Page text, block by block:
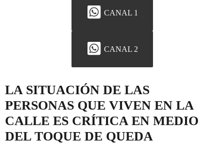
CANAL 1
CANAL 2
LA SITUACIÓN DE LAS
PERSONAS QUE VIVEN EN LA
CALLE ES CRÍTICA EN MEDIO
DEL TOQUE DE QUEDA